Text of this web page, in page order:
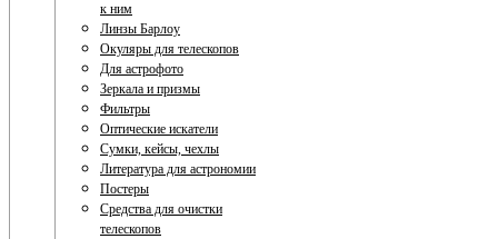
к ним
Линзы Барлоу
Окуляры для телескопов
Для астрофото
Зеркала и призмы
Фильтры
Оптические искатели
Сумки, кейсы, чехлы
Литература для астрономии
Постеры
Средства для очистки
телескопов